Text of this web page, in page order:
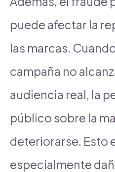
puede afectar la
las marcas.
campaña no
audiencia real, la
público sobre la
deteriorarse. Esto
especialmente